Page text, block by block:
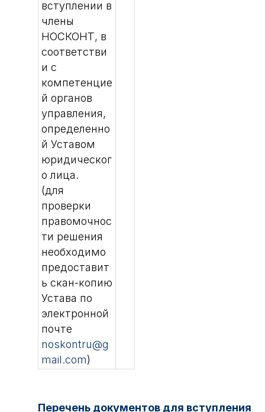
вступлении в
члены
НОСКОНТ, в
соответстви
и с
компетенцие
й органов
управления,
определенно
й Уставом
юридическог
о лица.
(для
проверки
правомочнос
ти решения
необходимо
предоставит
ь скан-копию
Устава по
электронной
почте
noskontru@g
mail.com)
Перечень документов для вступления